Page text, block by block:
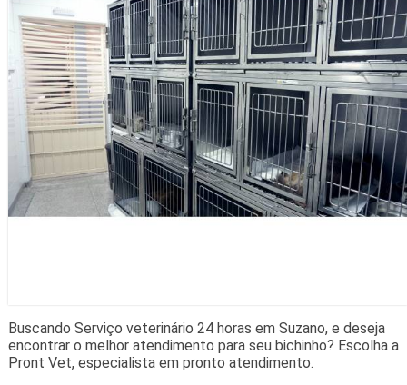
Buscando Serviço veterinário 24 horas em Suzano, e deseja
encontrar o melhor atendimento para seu bichinho? Escolha a
Pront Vet, especialista em pronto atendimento.